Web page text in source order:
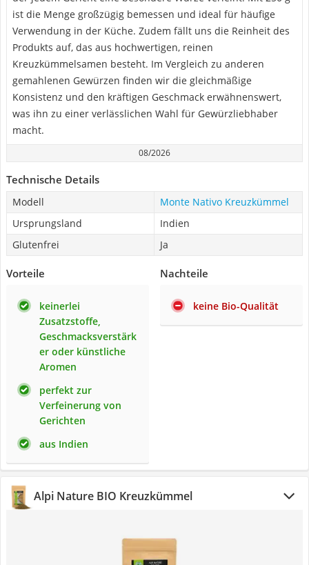
ist die Menge großzügig bemessen und ideal für häufige
Verwendung in der Küche. Zudem fällt uns die Reinheit des
Produkts auf, das aus hochwertigen, reinen
Kreuzkümmelsamen besteht. Im Vergleich zu anderen
gemahlenen Gewürzen finden wir die gleichmäßige
Konsistenz und den kräftigen Geschmack erwähnenswert,
was ihn zu einer verlässlichen Wahl für Gewürzliebhaber
macht.
08/2026
Technische Details
Modell
‎Monte Nativo Kreuzkümmel
Ursprungsland
Indien
Glutenfrei
Ja
Vorteile
keinerlei
Zusatzstoffe,
Geschmacksverstärk
er oder künstliche
Aromen
perfekt zur
Verfeinerung von
Gerichten
aus Indien
Nachteile
keine Bio-Qualität
Alpi Nature BIO Kreuzkümmel